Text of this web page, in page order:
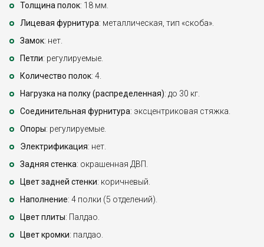
Толщина полок: 18 мм.
Лицевая фурнитура: металлическая, тип «скоба».
Замок: нет.
Петли: регулируемые.
Количество полок: 4.
Нагрузка на полку (распределенная): до 30 кг.
Соединительная фурнитура: эксцентриковая стяжка.
Опоры: регулируемые.
Электрификация: нет.
Задняя стенка: окрашенная ДВП.
Цвет задней стенки: коричневый.
Наполнение: 4 полки (5 отделений).
Цвет плиты: Палдао.
Цвет кромки: палдао.